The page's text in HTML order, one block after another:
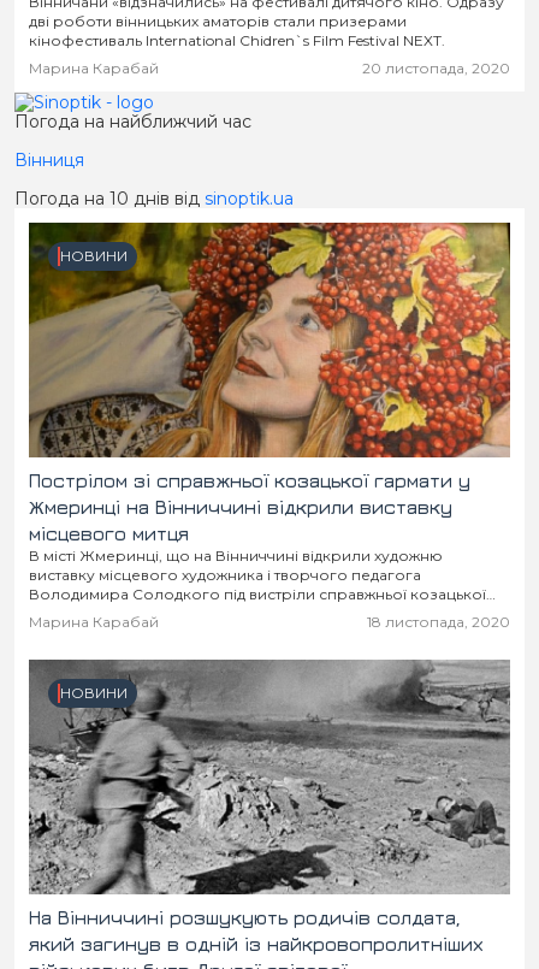
дві роботи вінницьких аматорів стали призерами
кінофестиваль International Chidren`s Film Festival NEXT.
Марина Карабай
20 листопада, 2020
Погода на найближчий час
Вінниця
Погода на 10 днів від sinoptik.ua
НОВИНИ
Пострілом зі справжньої козацької гармати у
Жмеринці на Вінниччині відкрили виставку
місцевого митця
В місті Жмеринці, що на Вінниччині відкрили художню
виставку місцевого художника і творчого педагога
Володимира Солодкого під вистріли справжньої козацької
гармати.
Марина Карабай 18 листопада, 2020
НОВИНИ
На Вінниччині розшукують родичів солдата,
який загинув в одній із найкровопролитніших